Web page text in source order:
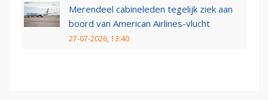
Merendeel cabineleden tegelijk ziek aan
boord van American Airlines-vlucht
27-07-2026, 13:40